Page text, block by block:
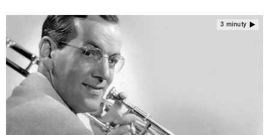
3 minuty